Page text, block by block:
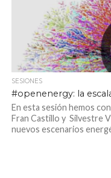
SESIONES
#openenergy: la
En esta sesión hemos
Fran Castillo y Silvestre
nuevos escenarios